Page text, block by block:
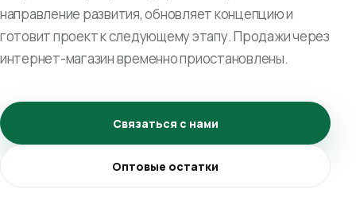
направление развития, обновляет концепцию и
готовит проект к следующему этапу. Продажи через
интернет-магазин временно приостановлены.
Связаться с нами
Оптовые остатки